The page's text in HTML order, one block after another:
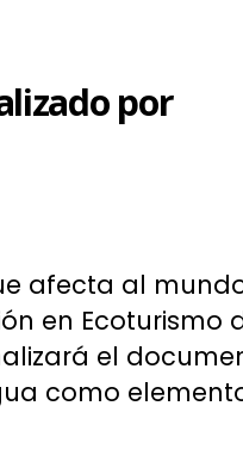
por
afecta al
en Ecoturismo
el
como